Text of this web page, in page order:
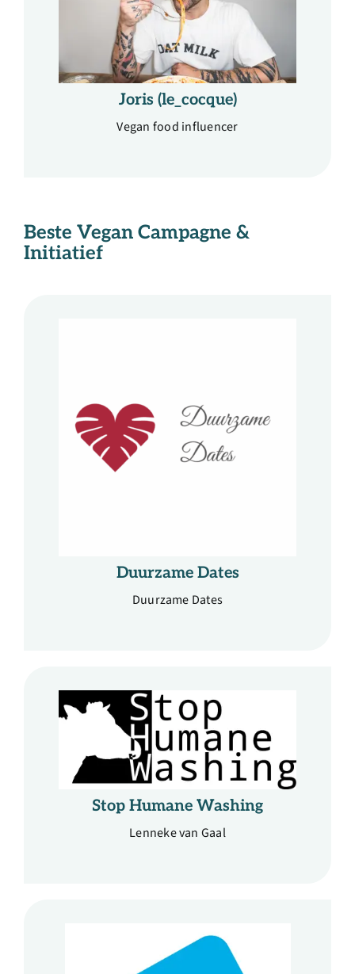
Joris (le_cocque)
Vegan food influencer
Beste Vegan Campagne &
Initiatief
Duurzame Dates
Duurzame Dates
Stop Humane Washing
Lenneke van Gaal